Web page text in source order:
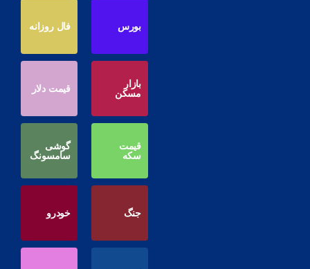
بورس فال روزانه
بازار
مسکن
قیمت دلار
قیمت
سکه
گوشی
سامسونگ
جنگ خودرو